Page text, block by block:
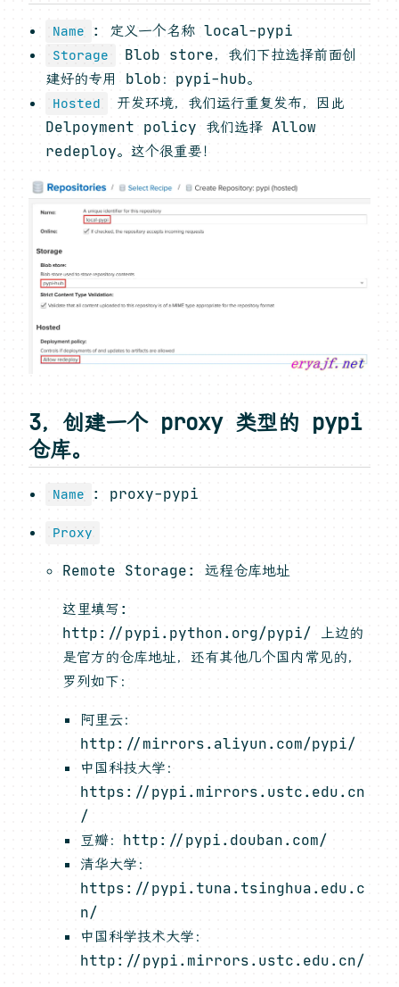
Name : 定义一个名称 local-pypi
Storage
Blob store，我们下拉选择前面创
建好的专用 blob：pypi-hub。
Hosted
开发环境，我们运行重复发布，因此
Delpoyment policy 我们选择 Allow
redeploy。这个很重要！
3，创建一个 proxy 类型的 pypi
仓库。
Name : proxy-pypi
Proxy
Remote Storage: 远程仓库地址
这里填写:
http://pypi.python.org/pypi/ 上边的
是官方的仓库地址，还有其他几个国内常见的，
罗列如下：
阿里云：
http://mirrors.aliyun.com/pypi/
中国科技大学：
https://pypi.mirrors.ustc.edu.cn
/
豆瓣：http://pypi.douban.com/
清华大学：
https://pypi.tuna.tsinghua.edu.c
n/
中国科学技术大学：
http://pypi.mirrors.ustc.edu.cn/